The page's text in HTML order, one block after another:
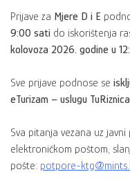
Prijave za Mjere D i E
9:00 sati do iskorištenja
kolovoza 2026. godine u
Sve prijave podnose se
eTurizam – uslugu TuRiznica
Sva pitanja vezana uz
elektroničkom poštom,
pošte: potpore-